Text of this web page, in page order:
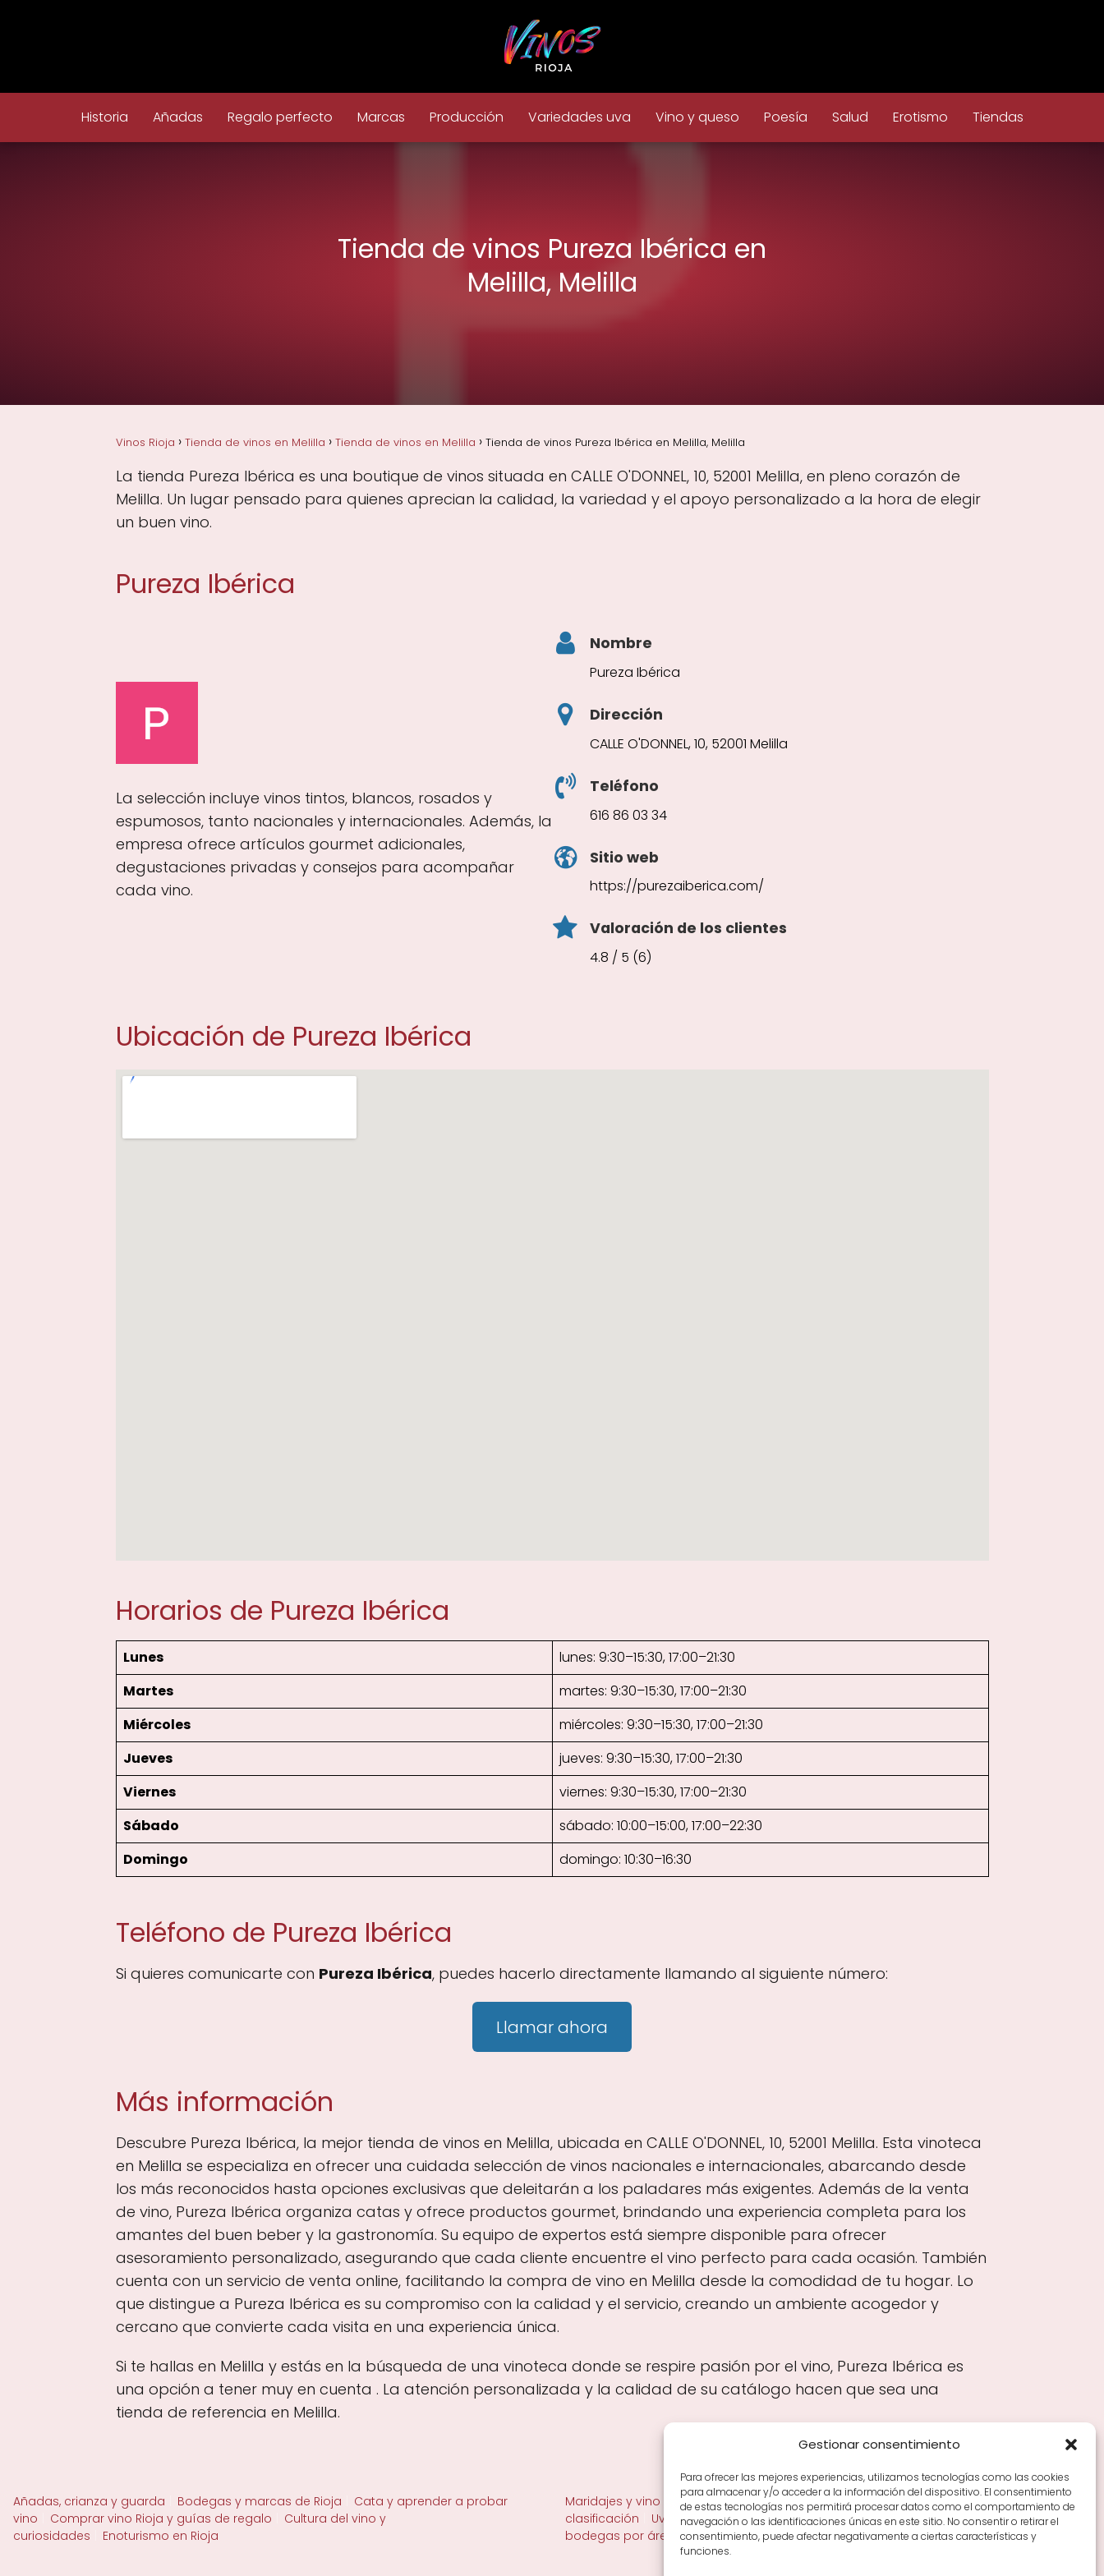
Gestionar consentimiento
Para ofrecer las mejores experiencias, utilizamos tecnologías como las cookies
para almacenar y/o acceder a la información del dispositivo. El consentimiento
de estas tecnologías nos permitirá procesar datos como el comportamiento de
navegación o las identificaciones únicas en este sitio. No consentir o retirar el
consentimiento, puede afectar negativamente a ciertas características y
funciones.
Historia Añadas Regalo perfecto Marcas Producción Variedades uva Vino y queso Poesía Salud Erotismo Tiendas
Tienda de vinos Pureza Ibérica en
Melilla, Melilla
Vinos Rioja Tienda de vinos en Melilla Tienda de vinos en Melilla Tienda de vinos Pureza Ibérica en Melilla, Melilla
La tienda Pureza Ibérica es una boutique de vinos situada en CALLE O'DONNEL, 10, 52001 Melilla, en pleno corazón de
Melilla. Un lugar pensado para quienes aprecian la calidad, la variedad y el apoyo personalizado a la hora de elegir
un buen vino.
Pureza Ibérica
La selección incluye vinos tintos, blancos, rosados y
espumosos, tanto nacionales y internacionales. Además, la
empresa ofrece artículos gourmet adicionales,
degustaciones privadas y consejos para acompañar
cada vino.
Nombre
Pureza Ibérica
Dirección
CALLE O'DONNEL, 10, 52001 Melilla
Teléfono
616 86 03 34
Sitio web
https://purezaiberica.com/
Valoración de los clientes
4.8 / 5 (6)
Ubicación de Pureza Ibérica
Horarios de Pureza Ibérica
Lunes
lunes: 9:30–15:30, 17:00–21:30
Martes
martes: 9:30–15:30, 17:00–21:30
Miércoles
miércoles: 9:30–15:30, 17:00–21:30
Jueves
jueves: 9:30–15:30, 17:00–21:30
Viernes
viernes: 9:30–15:30, 17:00–21:30
Sábado
sábado: 10:00–15:00, 17:00–22:30
Domingo
domingo: 10:30–16:30
Teléfono de Pureza Ibérica
Si quieres comunicarte con Pureza Ibérica, puedes hacerlo directamente llamando al siguiente número:
Llamar ahora
Más información
Descubre Pureza Ibérica, la mejor tienda de vinos en Melilla, ubicada en CALLE O'DONNEL, 10, 52001 Melilla. Esta vinoteca
en Melilla se especializa en ofrecer una cuidada selección de vinos nacionales e internacionales, abarcando desde
los más reconocidos hasta opciones exclusivas que deleitarán a los paladares más exigentes. Además de la venta
de vino, Pureza Ibérica organiza catas y ofrece productos gourmet, brindando una experiencia completa para los
amantes del buen beber y la gastronomía. Su equipo de expertos está siempre disponible para ofrecer
asesoramiento personalizado, asegurando que cada cliente encuentre el vino perfecto para cada ocasión. También
cuenta con un servicio de venta online, facilitando la compra de vino en Melilla desde la comodidad de tu hogar. Lo
que distingue a Pureza Ibérica es su compromiso con la calidad y el servicio, creando un ambiente acogedor y
cercano que convierte cada visita en una experiencia única.
Si te hallas en Melilla y estás en la búsqueda de una vinoteca donde se respire pasión por el vino, Pureza Ibérica es
una opción a tener muy en cuenta . La atención personalizada y la calidad de su catálogo hacen que sea una
tienda de referencia en Melilla.
Añadas, crianza y guarda Bodegas y marcas de Rioja
Cata y aprender a probar
vino
Comprar vino Rioja y guías de regalo
Cultura del vino y
curiosidades
Enoturismo en Rioja
Maridajes y vino en la mesa Tiendas de vino por ciudades
Tipos de Rioja y
clasificación
Uvas y viñedo en Rioja Vino Rioja para empezar
Zonas de Rioja y
bodegas por área